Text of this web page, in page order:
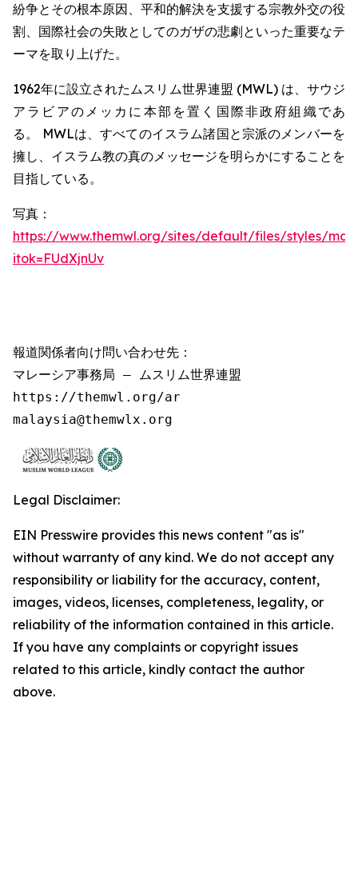
紛争とその根本原因、平和的解決を支援する宗教外交の役
割、国際社会の失敗としてのガザの悲劇といった重要なテ
ーマを取り上げた。
1962年に設立されたムスリム世界連盟 (MWL) は、サウジ
アラビアのメッカに本部を置く国際非政府組織であ
る。 MWLは、すべてのイスラム諸国と宗派のメンバーを
擁し、イスラム教の真のメッセージを明らかにすることを
目指している。
写真：
https://www.themwl.org/sites/default/files/styles/
itok=FUdXjnUv
報道関係者向け問い合わせ先：
マレーシア事務局 – ムスリム世界連盟
https://themwl.org/ar
malaysia@themwlx.org
Legal Disclaimer:
EIN Presswire provides this news content "as is"
without warranty of any kind. We do not accept any
responsibility or liability for the accuracy, content,
images, videos, licenses, completeness, legality, or
reliability of the information contained in this article.
If you have any complaints or copyright issues
related to this article, kindly contact the author
above.